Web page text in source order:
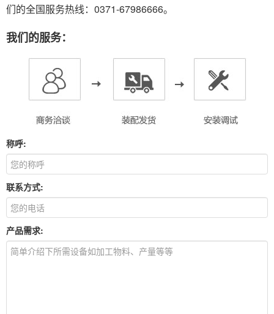
们的全国服务热线：0371-67986666。
我们的服务：
称呼:
联系方式:
产品需求: